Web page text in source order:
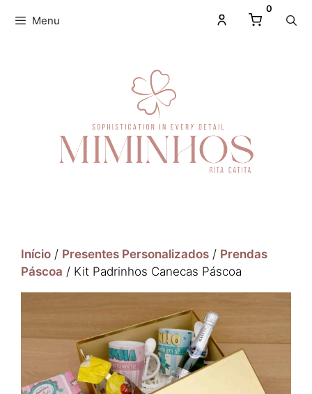
0
Menu
Início / Presentes Personalizados / Prendas
Páscoa / Kit Padrinhos Canecas Páscoa